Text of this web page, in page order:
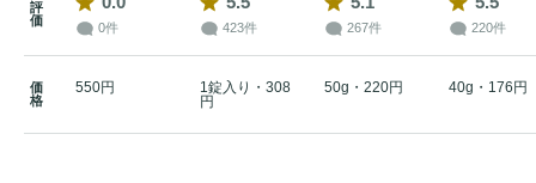
評
価
0件 423件 267件 220件
価
格
550円
1錠入り・308
円
50g・220円 40g・176円